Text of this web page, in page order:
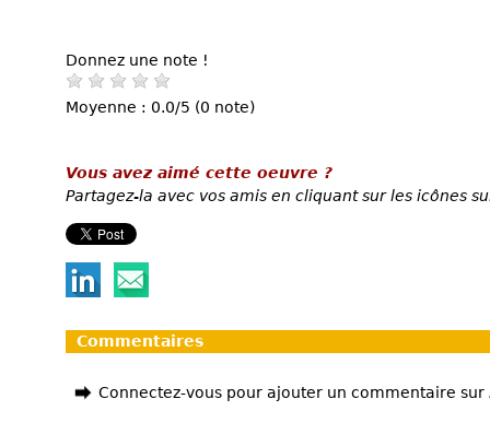
Donnez une note !
Moyenne : 0.0/5 (0 note)
Vous avez aimé cette oeuvre ?
Partagez-la avec vos amis en cliquant sur les icônes
Commentaires
Connectez-vous pour ajouter un commentaire sur